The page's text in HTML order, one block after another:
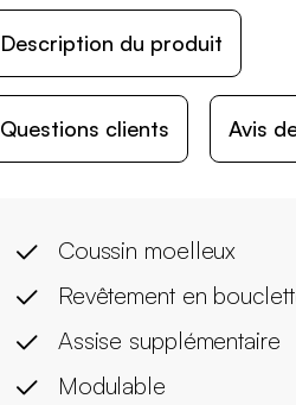
Description du produit
Questions clients Avis
Coussin moelleux
Revêtement en
Assise supplémentaire
Modulable